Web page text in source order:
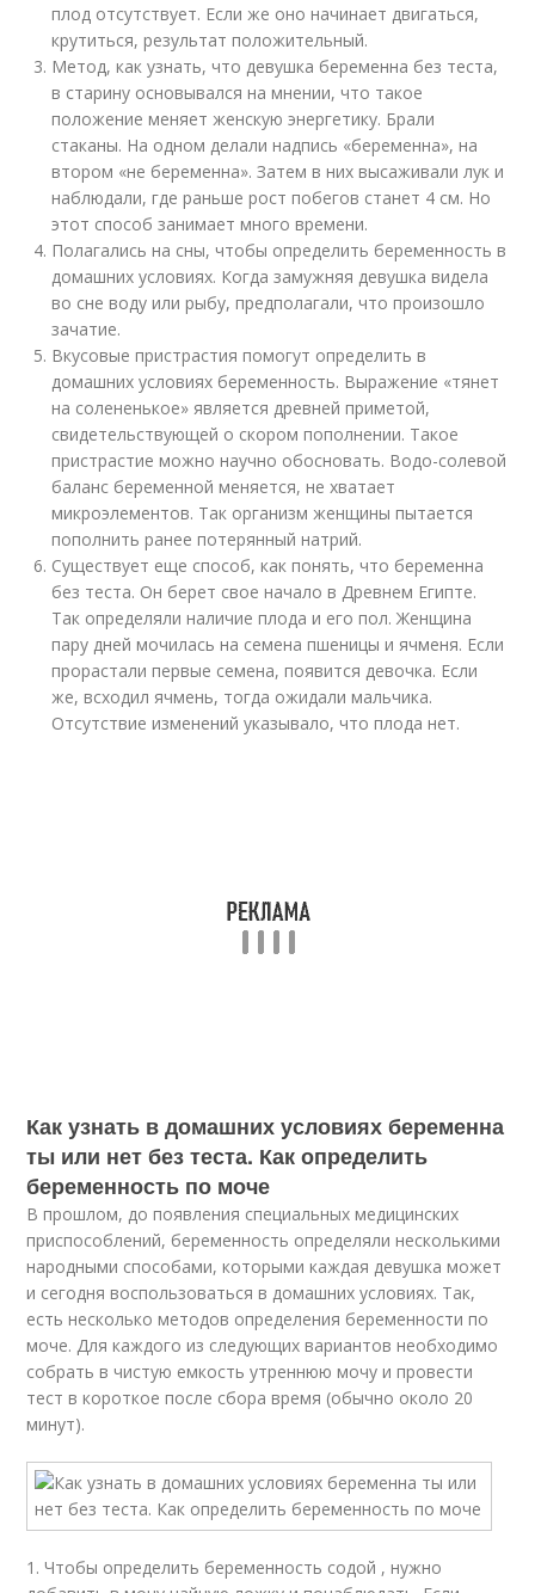
плод отсутствует. Если же оно начинает двигаться,
крутиться, результат положительный.
Метод, как узнать, что девушка беременна без теста,
в старину основывался на мнении, что такое
положение меняет женскую энергетику. Брали
стаканы. На одном делали надпись «беременна», на
втором «не беременна». Затем в них высаживали лук и
наблюдали, где раньше рост побегов станет 4 см. Но
этот способ занимает много времени.
Полагались на сны, чтобы определить беременность в
домашних условиях. Когда замужняя девушка видела
во сне воду или рыбу, предполагали, что произошло
зачатие.
Вкусовые пристрастия помогут определить в
домашних условиях беременность. Выражение «тянет
на солененькое» является древней приметой,
свидетельствующей о скором пополнении. Такое
пристрастие можно научно обосновать. Водо-солевой
баланс беременной меняется, не хватает
микроэлементов. Так организм женщины пытается
пополнить ранее потерянный натрий.
Существует еще способ, как понять, что беременна
без теста. Он берет свое начало в Древнем Египте.
Так определяли наличие плода и его пол. Женщина
пару дней мочилась на семена пшеницы и ячменя. Если
прорастали первые семена, появится девочка. Если
же, всходил ячмень, тогда ожидали мальчика.
Отсутствие изменений указывало, что плода нет.
Как узнать в домашних условиях беременна
ты или нет без теста. Как определить
беременность по моче
В прошлом, до появления специальных медицинских
приспособлений, беременность определяли несколькими
народными способами, которыми каждая девушка может
и сегодня воспользоваться в домашних условиях. Так,
есть несколько методов определения беременности по
моче. Для каждого из следующих вариантов необходимо
собрать в чистую емкость утреннюю мочу и провести
тест в короткое после сбора время (обычно около 20
минут).
1. Чтобы определить беременность содой , нужно